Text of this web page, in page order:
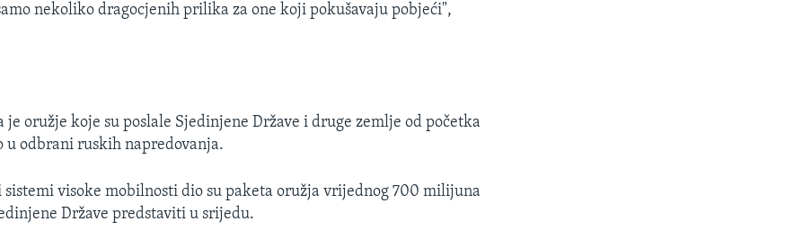
nekoliko dragocjenih prilika za one koji pokušavaju pobjeći",
je oružje koje su poslale Sjedinjene Države i druge zemlje od početka
u odbrani ruskih napredovanja.
visoke mobilnosti dio su paketa oružja vrijednog 700 milijuna
Države predstaviti u srijedu.